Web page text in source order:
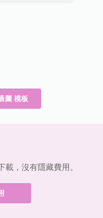
圖 模板
，沒有隱藏費用。